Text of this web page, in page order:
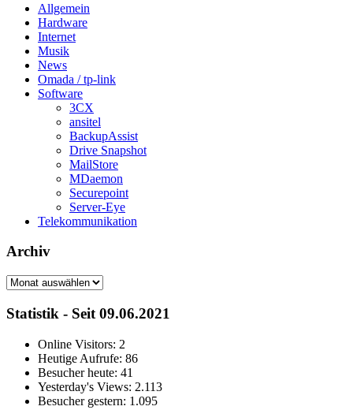
Allgemein
Hardware
Internet
Musik
News
Omada / tp-link
Software
3CX
ansitel
BackupAssist
Drive Snapshot
MailStore
MDaemon
Securepoint
Server-Eye
Telekommunikation
Archiv
Archiv
Statistik - Seit 09.06.2021
Online Visitors: 2
Heutige Aufrufe: 86
Besucher heute: 41
Yesterday's Views: 2.113
Besucher gestern: 1.095